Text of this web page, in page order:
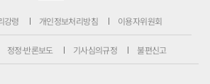
강령 개인정보처리방침 이용자위원회
정정·반론보도 기사심의규정 불편신고